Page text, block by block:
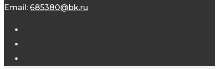
Email: 685380@bk.ru